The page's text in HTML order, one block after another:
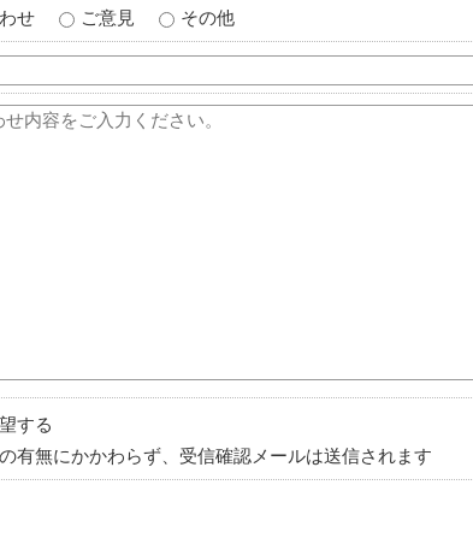
せ ご意見 その他
する
有無にかかわらず、受信確認メールは送信されます